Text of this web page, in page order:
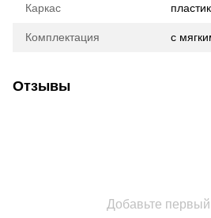
Каркас пластик
Комплектация с
Отзывы
Добавьте